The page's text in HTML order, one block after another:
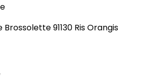
Brossolette 91130 Ris Orangis